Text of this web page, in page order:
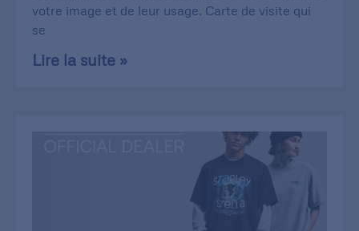
votre image et de leur usage. Carte de visite qui
se
Lire la suite »